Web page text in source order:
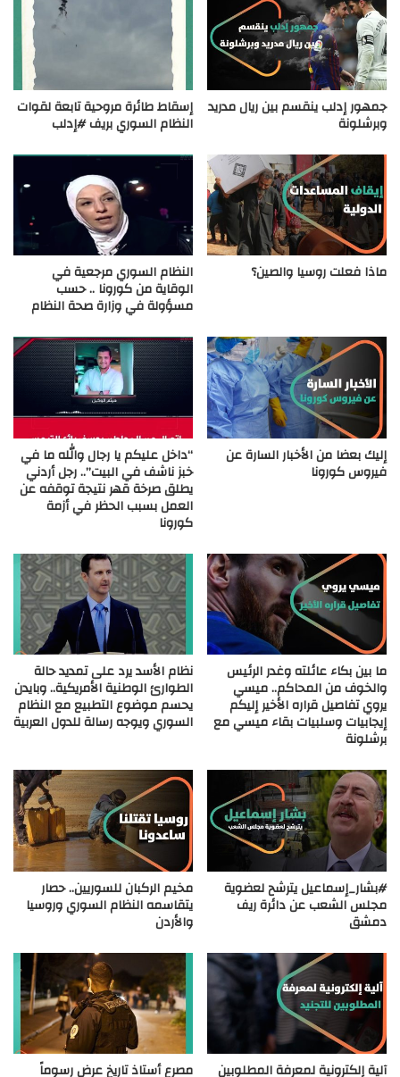
جمهور إدلب ينقسم بين ريال مدريد
وبرشلونة
إسقاط طائرة مروحية تابعة لقوات
النظام السوري بريف #إدلب
ماذا فعلت روسيا والصين؟ النظام السوري مرجعية في
الوقاية من كورونا .. حسب
مسؤولة في وزارة صحة النظام
إليك بعضا من الأخبار السارة عن
فيروس كورونا
“داخل عليكم يا رجال والله ما في
خبز ناشف في البيت”.. رجل أردني
يطلق صرخة قهر نتيجة توقفه عن
العمل بسبب الحظر في أزمة
كورونا
ما بين بكاء عائلته وغدر الرئيس
والخوف من المحاكم.. ميسي
يروي تفاصيل قراره الأخير إليكم
إيجابيات وسلبيات بقاء ميسي مع
برشلونة
نظام الأسد يرد على تمديد حالة
الطوارئ الوطنية الأمريكية.. وبايدن
يحسم موضوع التطبيع مع النظام
السوري ويوجه رسالة للدول العربية
#بشار_إسماعيل يترشح لعضوية
مجلس الشعب عن دائرة ريف
دمشق
مخيم الركبان للسوريين.. حصار
يتقاسمه النظام السوري وروسيا
والأردن
آلية إلكترونية لمعرفة المطلوبين مصرع أستاذ تاريخ عرض رسوماً